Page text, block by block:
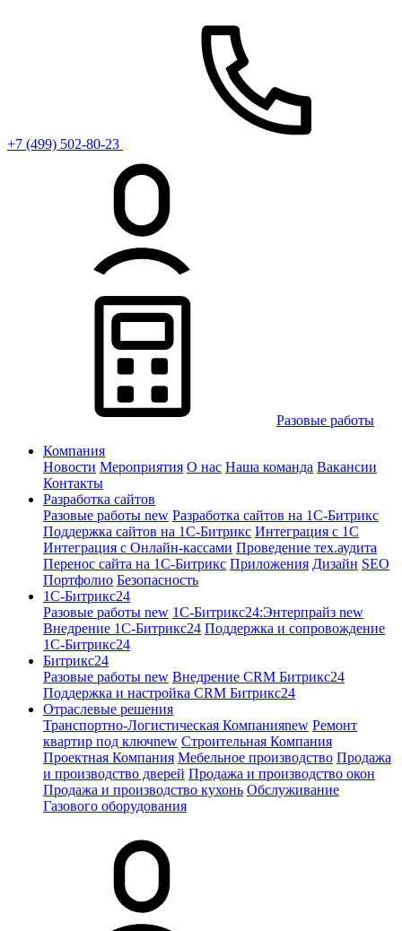
+7 (499) 502-80-23
Разовые работы
Компания
Новости Мероприятия О нас Наша команда Вакансии
Контакты
Разработка сайтов
Разовые работы new Разработка сайтов на 1С-Битрикс
Поддержка сайтов на 1С-Битрикс Интеграция с 1С
Интеграция с Онлайн-кассами Проведение тех.аудита
Перенос сайта на 1С-Битрикс Приложения Дизайн SEO
Портфолио Безопасность
1C-Битрикс24
Разовые работы new 1С-Битрикс24:Энтерпрайз new
Внедрение 1C-Битрикс24 Поддержка и сопровождение
1С-Битрикс24
Битрикс24
Разовые работы new Внедрение CRM Битрикс24
Поддержка и настройка CRM Битрикс24
Отраслевые решения
Транспортно-Логистическая Компанияnew Ремонт
квартир под ключnew Строительная Компания
Проектная Компания Мебельное производство Продажа
и производство дверей Продажа и производство окон
Продажа и производство кухонь Обслуживание
Газового оборудования